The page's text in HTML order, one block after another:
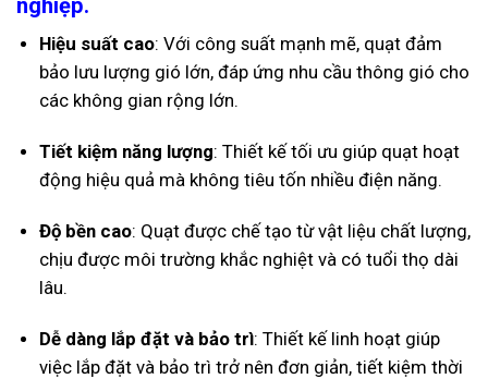
Hiệu suất cao: Với công suất mạnh mẽ, quạt đảm
bảo lưu lượng gió lớn, đáp ứng nhu cầu thông gió cho
các không gian rộng lớn.
Tiết kiệm năng lượng: Thiết kế tối ưu giúp quạt hoạt
động hiệu quả mà không tiêu tốn nhiều điện năng.
Độ bền cao: Quạt được chế tạo từ vật liệu chất lượng,
chịu được môi trường khắc nghiệt và có tuổi thọ dài
lâu.
Dễ dàng lắp đặt và bảo trì: Thiết kế linh hoạt giúp
việc lắp đặt và bảo trì trở nên đơn giản, tiết kiệm thời